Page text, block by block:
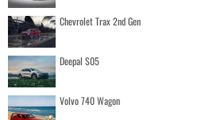
Chevrolet Trax 2nd Gen
Deepal S05
Volvo 740 Wagon